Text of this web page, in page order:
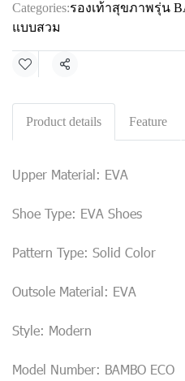
Categories:รองเท้าสุขภาพรุ่น
แบบสวม
Share
Product details Feature
Upper Material: EVA
Shoe Type: EVA Shoes
Pattern Type: Solid Color
Outsole Material: EVA
Style: Modern
Model Number: BAMBO ECO